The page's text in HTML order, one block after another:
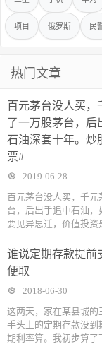
项目 俄罗斯 民
热门文章
百元茅台没人买，
了一万股茅台，后
石油深套十年。炒
票#
2019-06-28
百元茅台没人买，千
台，后出手追中石油
要见异思迁，价值投资
谁说定期存款提前
便取
2018-06-30
这两天，家在某县城
手头上的定期存款没到
期利率算。我初步算了